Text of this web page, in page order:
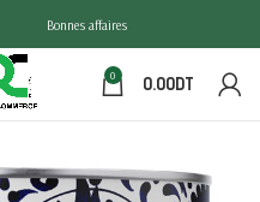
Bonnes affaires
0 0.00DT